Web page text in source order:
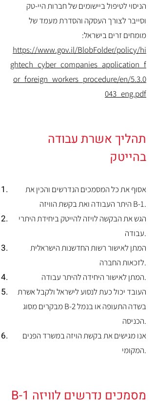
הניסוי לטיפול ביישומים של חברות היי-טק
וסייבר לצורך העסקה והסדרת מעמד של
מומחים זרים בישראל:
https://www.gov.il/BlobFolder/policy/hi
ghtech_cyber_companies_application_f
or_foreign_workers_procedure/en/5.3.0
043_eng.pdf
תהליך אשרת עבודה
בהייטק
אסוף את כל המסמכים הנדרשים והכין את
היתר העבודה ואת בקשת הוויזה B-1.
הגש את הבקשה לויזה להייטק ביחידת היתרי
עבודה.
המתן לאישור רשות החדשנות הישראלית
לזכאות החברה.
המתן לאישור היחידה להיתר עבודה.
העובד יכול כעת לנסוע לישראל ולקבל אשרת
מבקרים מסוג B-2 בשדה התעופה או בנמל
הכניסה.
אנו מגישים את בקשת הויזה במשרד הפנים
המקומי.
מסמכים נדרשים לוויזה B-1